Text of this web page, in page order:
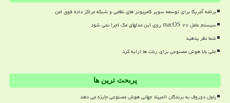
برنامه آمریکا برای توسعه سوپر کامپیوتر های نظامی و شبکه مراکز داده فوق امن
سیستم عامل macOS ۲۷ روی این مدلهای مک اجرا نمی شود
شما نظر بدهید
علی بابا هوش مصنوعی برای ربات ها ارایه کرد
پربحث ترین ها
پاول دوروف به برندگان المپیاد جهانی هوش مصنوعی جایزه می دهد